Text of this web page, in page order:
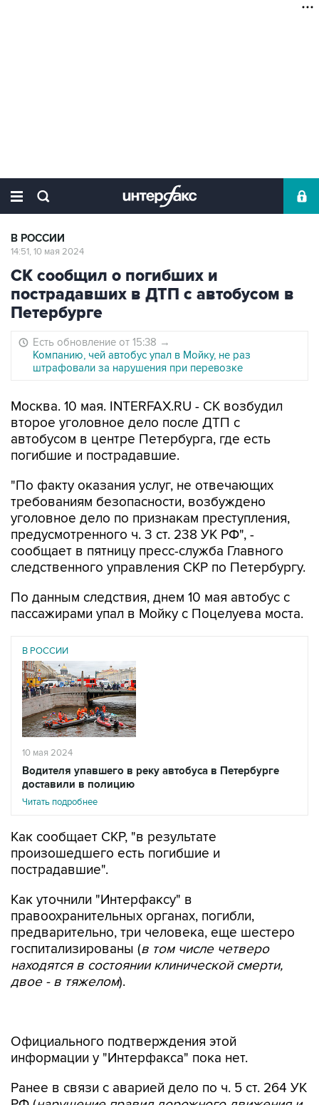
В РОССИИ
14:51, 10 мая 2024
СК сообщил о погибших и
пострадавших в ДТП с автобусом в
Петербурге
Есть обновление от 15:38 →
Компанию, чей автобус упал в Мойку, не раз
штрафовали за нарушения при перевозке
Москва. 10 мая. INTERFAX.RU - СК возбудил
второе уголовное дело после ДТП с
автобусом в центре Петербурга, где есть
погибшие и пострадавшие.
"По факту оказания услуг, не отвечающих
требованиям безопасности, возбуждено
уголовное дело по признакам преступления,
предусмотренного ч. 3 ст. 238 УК РФ", -
сообщает в пятницу пресс-служба Главного
следственного управления СКР по Петербургу.
По данным следствия, днем 10 мая автобус с
пассажирами упал в Мойку с Поцелуева моста.
В РОССИИ
10 мая 2024
Водителя упавшего в реку автобуса в Петербурге
доставили в полицию
Читать подробнее
Как сообщает СКР, "в результате
произошедшего есть погибшие и
пострадавшие".
Как уточнили "Интерфаксу" в
правоохранительных органах, погибли,
предварительно, три человека, еще шестеро
госпитализированы (в том числе четверо
находятся в состоянии клинической смерти,
двое - в тяжелом).
Ранее в связи с аварией дело по ч. 5 ст. 264 УК
эксплуатации транспортных средств)